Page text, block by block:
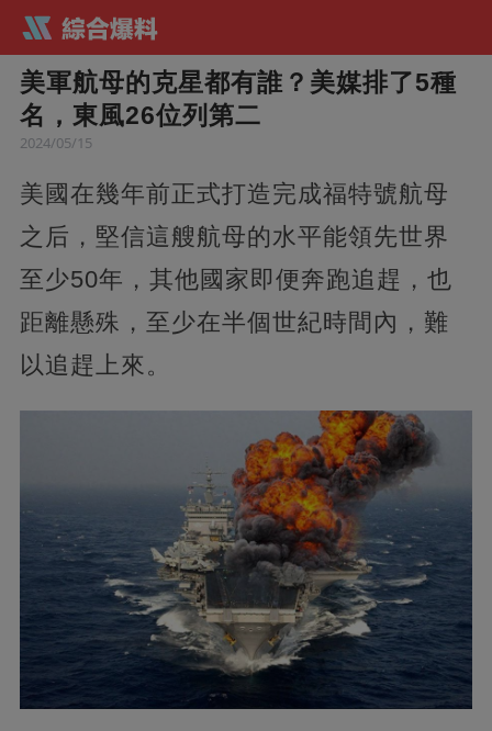
美軍航母的克星都有誰？美媒排了5種
名，東風26位列第二
2024/05/15
美國在幾年前正式打造完成福特號航母
之后，堅信這艘航母的水平能領先世界
至少50年，其他國家即便奔跑追趕，也
距離懸殊，至少在半個世紀時間內，難
以追趕上來。